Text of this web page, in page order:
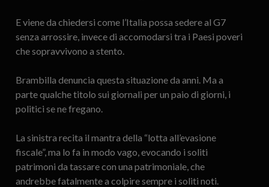
E viene da chiedersi come l’Italia possa sedere al G7
senza arrossire, invece di accomodarsi tra i Paesi poveri
che sopravvivono a stento.
Brambilla denuncia questa situazione da anni. Ma a
parte qualche titolo sui giornali per un paio di giorni, i
politici se ne fregano.
La sinistra recita il mantra della “lotta all’evasione
fiscale”, ma lo fa in modo vago, evocando i soliti
patrimoni da tassare con una patrimoniale, che
andrebbe fatalmente a colpire sempre i soliti noti.